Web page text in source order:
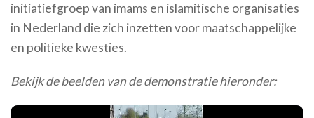
initiatiefgroep van imams en islamitische organisaties
in Nederland die zich inzetten voor maatschappelijke
en politieke kwesties.
Bekijk de beelden van de demonstratie hieronder: